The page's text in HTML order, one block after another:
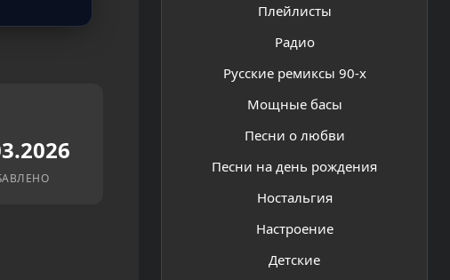
Плейлисты
Радио
Русские ремиксы 90-х
Мощные басы
Песни о любви
Песни на день рождения
Ностальгия
Настроение
Детские